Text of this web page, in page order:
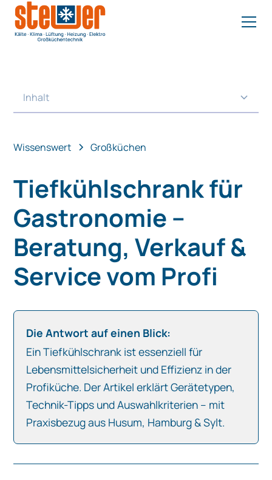
Inhalt
Wissenswert
Großküchen
Tiefkühlschrank für
Gastronomie –
Beratung, Verkauf &
Service vom Profi
Die Antwort auf einen Blick:
Ein Tiefkühlschrank ist essenziell für
Lebensmittelsicherheit und Effizienz in der
Profiküche. Der Artikel erklärt Gerätetypen,
Technik-Tipps und Auswahlkriterien – mit
Praxisbezug aus Husum, Hamburg & Sylt.